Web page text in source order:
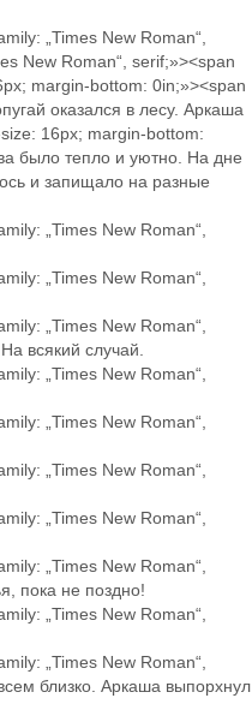
„Times New Roman“,
New Roman“, serif;»><span
margin-bottom: 0in;»><span
оказался в лесу. Аркаша
16px; margin-bottom:
было тепло и уютно. На дне
и запищало на разные
„Times New Roman“,
„Times New Roman“,
„Times New Roman“,
всякий случай.
„Times New Roman“,
„Times New Roman“,
„Times New Roman“,
„Times New Roman“,
„Times New Roman“,
пока не поздно!
„Times New Roman“,
„Times New Roman“,
близко. Аркаша выпорхнул